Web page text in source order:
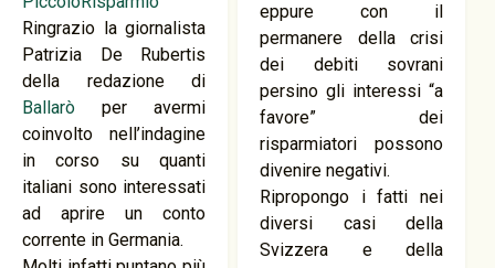
eppure con il
permanere della crisi
dei debiti sovrani
persino gli interessi “a
favore” dei
risparmiatori possono
divenire negativi.
Ripropongo i fatti nei
diversi casi della
Svizzera e della
Ringrazio la giornalista
Patrizia De Rubertis
della redazione di
Ballarò per avermi
coinvolto nell’indagine
in corso su quanti
italiani sono interessati
ad aprire un conto
corrente in Germania.